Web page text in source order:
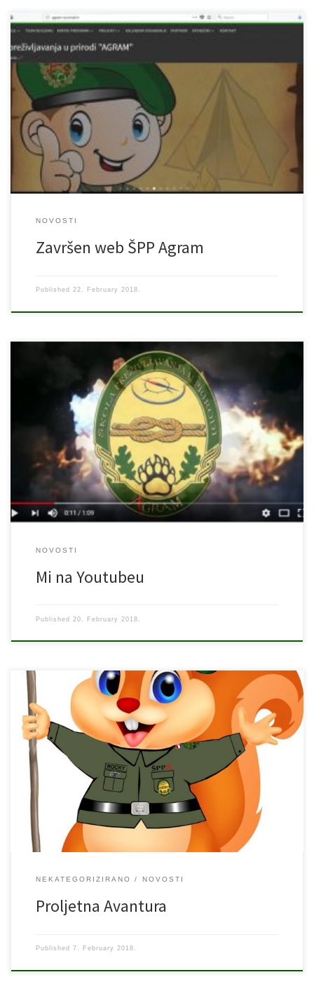
Poštovani svi, čast nam je izvjestiti Vas da smo završili sa
uređenjem naše web stranice te vas pozivamo da nas pratite na
www.agram-survival.hr i da uživate u našim događanjima, našim
postovima i novostima te da nam se pridružite u našem radu.
NOVOSTI
Završen web ŠPP Agram
Published 22. February 2018.
Dobro došli na naš Youtube kanal SURVIVAL SCHOOL AGRAM, gdje
za sada možete vidjeti naše promo filmiće, a uskoro i zanimljive
video klipove vezane uz preživljavanje u prirodi. Slobodno i
podjelite na Vašim Fb profilima i ostalim društvenim mrežama.
NOVOSTI
Mi na Youtubeu
Published 20. February 2018.
Poštovani roditelji, ako zbog vlastitih obaveza/posla imate
poteškoća sa organizacijom kvalitetnih proljetnih praznika (29.03.
-06.04.2018) za svoje dijete,a ne želite da Vam dijete provede
proljetne praznike ispred tv-a, računala, tableta, mobitela…
Nudimo Vam riješenje: -cijelodnevna avantura (od 8.00 do 16.00)
pod nadzorom naših vrsnih instruktora -tri obroka dnevno -
usvajanje novih […]
NEKATEGORIZIRANO NOVOSTI
Proljetna Avantura
Published 7. February 2018.